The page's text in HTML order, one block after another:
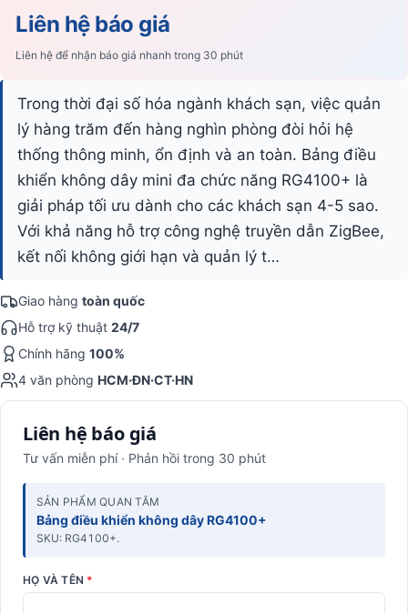
Liên hệ báo giá
Liên hệ để nhận báo giá nhanh trong 30 phút
Trong thời đại số hóa ngành khách sạn, việc quản
lý hàng trăm đến hàng nghìn phòng đòi hỏi hệ
thống thông minh, ổn định và an toàn. Bảng điều
khiển không dây mini đa chức năng RG4100+ là
giải pháp tối ưu dành cho các khách sạn 4-5 sao.
Với khả năng hỗ trợ công nghệ truyền dẫn ZigBee,
kết nối không giới hạn và quản lý t…
Giao hàng toàn quốc
Hỗ trợ kỹ thuật 24/7
Chính hãng 100%
4 văn phòng HCM·ĐN·CT·HN
Liên hệ báo giá
Tư vấn miễn phí · Phản hồi trong 30 phút
SẢN PHẨM QUAN TÂM
Bảng điều khiển không dây RG4100+
SKU: RG4100+.
HỌ VÀ TÊN *